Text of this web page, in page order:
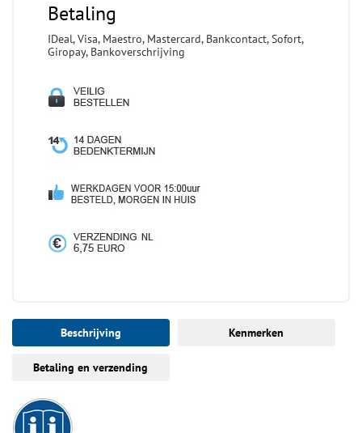
Betaling
IDeal, Visa, Maestro, Mastercard, Bankcontact, Sofort,
Giropay, Bankoverschrijving
Beschrijving Kenmerken
Betaling en verzending